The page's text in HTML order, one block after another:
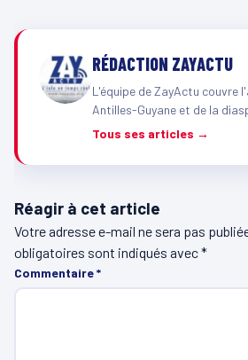
RÉDACTION ZAYACTU
L'équipe de ZayActu couvre
Antilles-Guyane et de la
Tous ses articles →
Réagir à cet article
Votre adresse e-mail ne sera pas
obligatoires sont indiqués avec*
Commentaire*